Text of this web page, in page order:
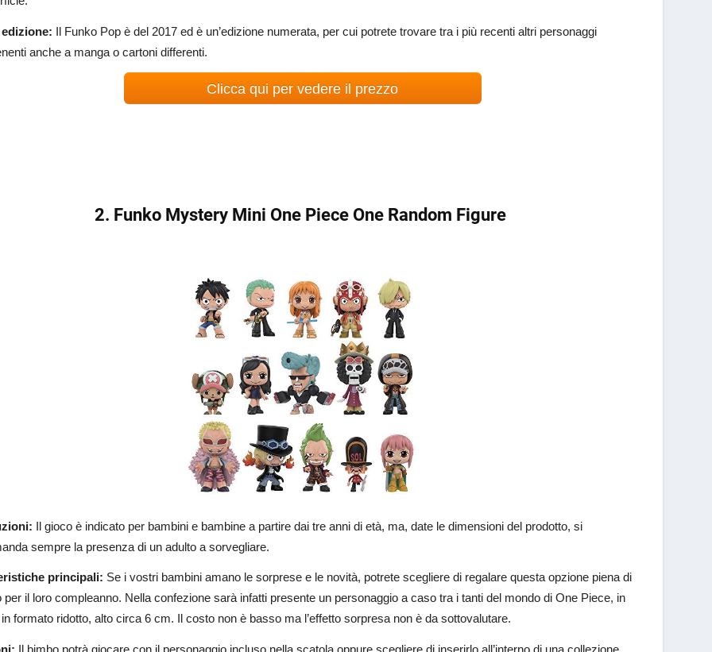
Il Funko Pop è del 2017 ed è un’edizione numerata, per cui potrete trovare tra i più recenti altri personaggi
anche a manga o cartoni differenti.
Clicca qui per vedere il prezzo
2. Funko Mystery Mini One Piece One Random Figure
Il gioco è indicato per bambini e bambine a partire dai tre anni di età, ma, date le dimensioni del prodotto, si
sempre la presenza di un adulto a sorvegliare.
principali: Se i vostri bambini amano le sorprese e le novità, potrete scegliere di regalare questa opzione piena di
per il loro compleanno. Nella confezione sarà infatti presente un personaggio a caso tra i tanti del mondo di One Piece, in
formato ridotto, alto circa 6 cm. Il costo non è basso ma l’effetto sorpresa non è da sottovalutare.
Il bimbo potrà giocare con il personaggio incluso nella scatola oppure scegliere di inserirlo all’interno di una collezione.